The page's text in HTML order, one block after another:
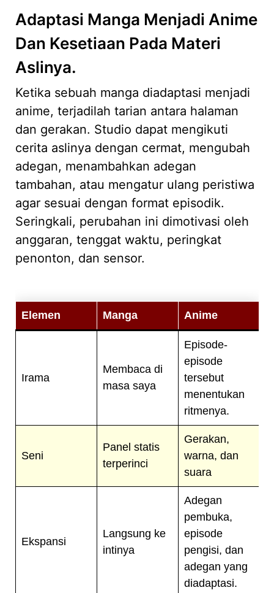
Adaptasi Manga Menjadi Anime
Dan Kesetiaan Pada Materi
Aslinya.
Ketika sebuah manga diadaptasi menjadi
anime, terjadilah tarian antara halaman
dan gerakan. Studio dapat mengikuti
cerita aslinya dengan cermat, mengubah
adegan, menambahkan adegan
tambahan, atau mengatur ulang peristiwa
agar sesuai dengan format episodik.
Seringkali, perubahan ini dimotivasi oleh
anggaran, tenggat waktu, peringkat
penonton, dan sensor.
Elemen Manga Anime
Irama
Membaca di
masa saya
Episode-
episode
tersebut
menentukan
ritmenya.
Seni
Panel statis
terperinci
Gerakan,
warna, dan
suara
Ekspansi
Langsung ke
intinya
Adegan
pembuka,
episode
pengisi, dan
adegan yang
diadaptasi.